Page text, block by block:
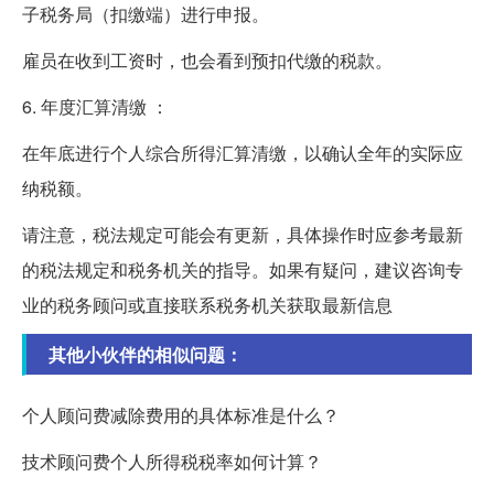
子税务局（扣缴端）进行申报。
雇员在收到工资时，也会看到预扣代缴的税款。
6. 年度汇算清缴 ：
在年底进行个人综合所得汇算清缴，以确认全年的实际应
纳税额。
请注意，税法规定可能会有更新，具体操作时应参考最新
的税法规定和税务机关的指导。如果有疑问，建议咨询专
业的税务顾问或直接联系税务机关获取最新信息
其他小伙伴的相似问题：
个人顾问费减除费用的具体标准是什么？
技术顾问费个人所得税税率如何计算？